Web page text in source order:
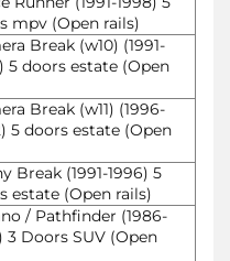
mpv (Open rails)
Break (w10) (1991-
5 doors estate (Open
Break (w11) (1996-
5 doors estate (Open
Break (1991-1996) 5
estate (Open rails)
/ Pathfinder (1986-
3 Doors SUV (Open